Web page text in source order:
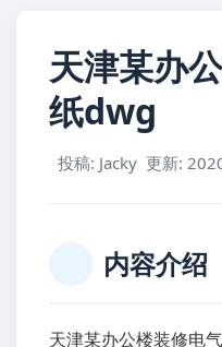
天津某办
纸dwg
投稿: Jacky 更新:
内容介绍
天津某办公楼装修电